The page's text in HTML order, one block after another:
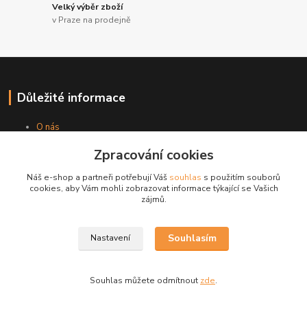
Velký výběr zboží
v Praze na prodejně
Důležité informace
O nás
Instruktážní videa
Kontakty
Obchodní podmínky
Poptávka a reklamace
Reklamační formulář
Zpracování cookies
Náš e-shop a partneři potřebují Váš souhlas s použitím souborů
cookies, aby Vám mohli zobrazovat informace týkající se Vašich
zájmů.
Nastavení Souhlasím
Souhlas můžete odmítnout zde.